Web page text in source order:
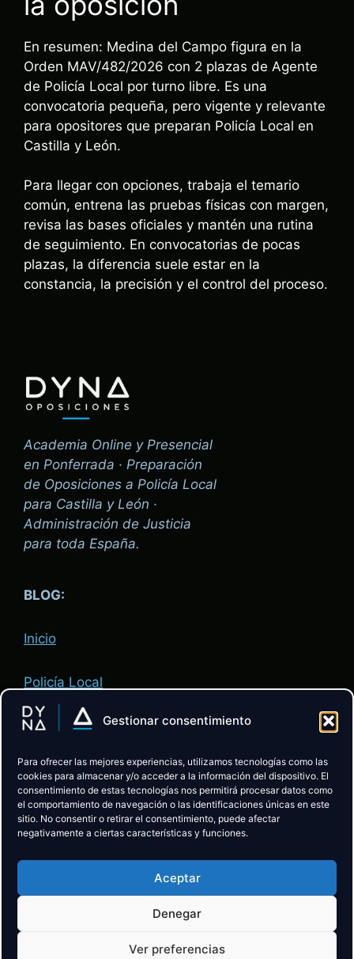
Gestionar consentimiento
Para ofrecer las mejores experiencias, utilizamos tecnologías como las
cookies para almacenar y/o acceder a la información del dispositivo. El
consentimiento de estas tecnologías nos permitirá procesar datos como
el comportamiento de navegación o las identificaciones únicas en este
sitio. No consentir o retirar el consentimiento, puede afectar
negativamente a ciertas características y funciones.
Aceptar
Denegar
Ver preferencias
En resumen: Medina del Campo figura en la
Orden MAV/482/2026 con 2 plazas de Agente
de Policía Local por turno libre. Es una
convocatoria pequeña, pero vigente y relevante
para opositores que preparan Policía Local en
Castilla y León.
Para llegar con opciones, trabaja el temario
común, entrena las pruebas físicas con margen,
revisa las bases oficiales y mantén una rutina
de seguimiento. En convocatorias de pocas
plazas, la diferencia suele estar en la
constancia, la precisión y el control del proceso.
Academia Online y Presencial
en Ponferrada · Preparación
de Oposiciones a Policía Local
para Castilla y León ·
Administración de Justicia
para toda España.
BLOG:
Inicio
Policía Local
Administración de Justicia
ACADEMIA:
Descubre la Academia
Preparación Policía Local CyL
Preparación Administración de Justicia